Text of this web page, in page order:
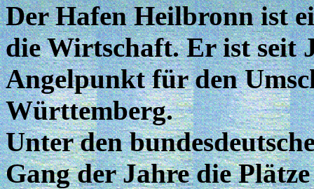
Der Hafen Heilbronn ist
die Wirtschaft. Er ist seit
Angelpunkt für den
Württemberg.
Unter den
Gang der Jahre die